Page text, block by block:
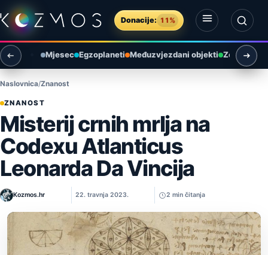
Preskoči na sadržaj
Donacije: 11%
Otvori izbornik
Otvori pretragu
Mjesec Egzoplaneti Međuzvjezdani objekti Zemlja i
Naslovnica Znanost
ZNANOST
Misterij crnih mrlja na
Codexu Atlanticus
Leonarda Da Vincija
Kozmos.hr 22. travnja 2023. 2 min čitanja